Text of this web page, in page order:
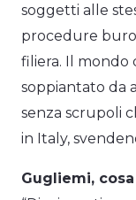
soggetti alle
procedure
filiera. Il mondo
soppiantato da
senza scrupoli
in Italy,
Gugliemi,